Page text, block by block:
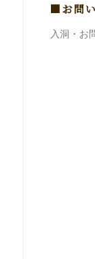
■お問
入洞・お